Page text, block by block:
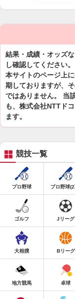
結果・成績・オッズ
し確認してください。
本サイトのページ上
期しておりますが、
ではありません。 当
も、株式会社NTTド
ます。
競技一覧
プロ野球 プロ野球
ゴルフ Jリーグ
大相撲 Bリーグ
地方競馬 卓球